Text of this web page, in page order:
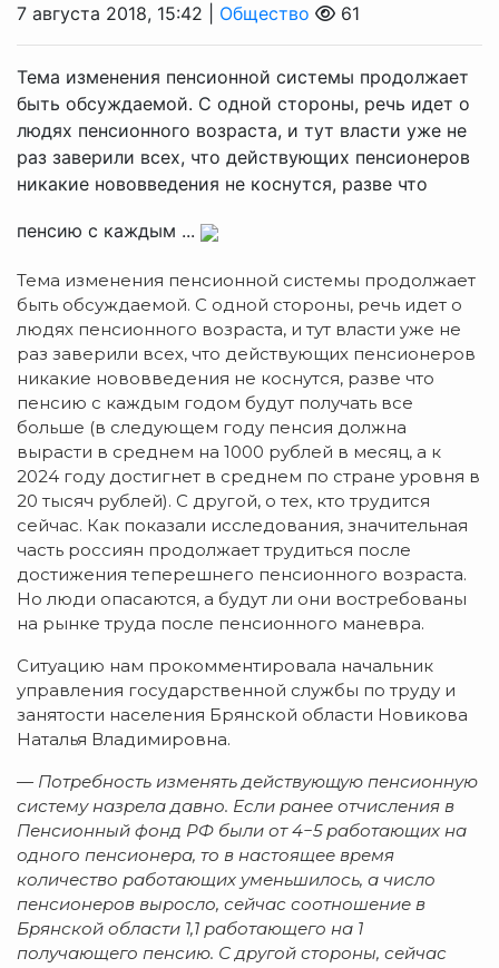
7 августа 2018, 15:42 | Общество 61
Тема изменения пенсионной системы продолжает
быть обсуждаемой. С одной стороны, речь идет о
людях пенсионного возраста, и тут власти уже не
раз заверили всех, что действующих пенсионеров
никакие нововведения не коснутся, разве что
пенсию с каждым ...
Тема изменения пенсионной системы продолжает
быть обсуждаемой. С одной стороны, речь идет о
людях пенсионного возраста, и тут власти уже не
раз заверили всех, что действующих пенсионеров
никакие нововведения не коснутся, разве что
пенсию с каждым годом будут получать все
больше (в следующем году пенсия должна
вырасти в среднем на 1000 рублей в месяц, а к
2024 году достигнет в среднем по стране уровня в
20 тысяч рублей). С другой, о тех, кто трудится
сейчас. Как показали исследования, значительная
часть россиян продолжает трудиться после
достижения теперешнего пенсионного возраста.
Но люди опасаются, а будут ли они востребованы
на рынке труда после пенсионного маневра.
Ситуацию нам прокомментировала начальник
управления государственной службы по труду и
занятости населения Брянской области Новикова
Наталья Владимировна.
— Потребность изменять действующую пенсионную
систему назрела давно. Если ранее отчисления в
Пенсионный фонд РФ были от 4−5 работающих на
одного пенсионера, то в настоящее время
количество работающих уменьшилось, а число
пенсионеров выросло, сейчас соотношение в
Брянской области 1,1 работающего на 1
получающего пенсию. С другой стороны, сейчас